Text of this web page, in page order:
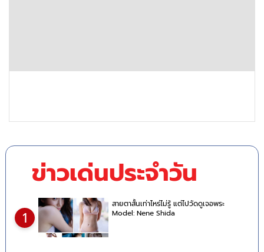
ข่าวเด่นประจำวัน
1
สายตาสั้นเท่าไหร่ไม่รู้ แต่ไปวัดดูเจอพระ
Model: Nene Shida